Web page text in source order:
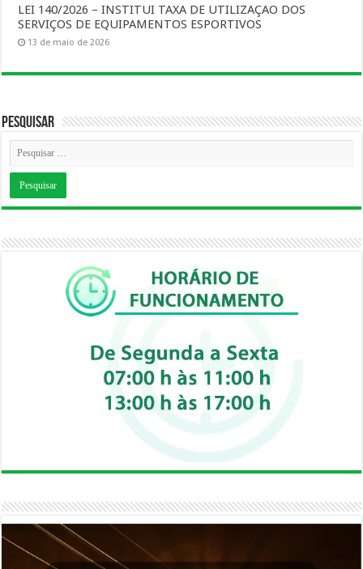
LEI 140/2026 – INSTITUI TAXA DE UTILIZAÇAO DOS
SERVIÇOS DE EQUIPAMENTOS ESPORTIVOS
13 de maio de 2026
Pesquisar